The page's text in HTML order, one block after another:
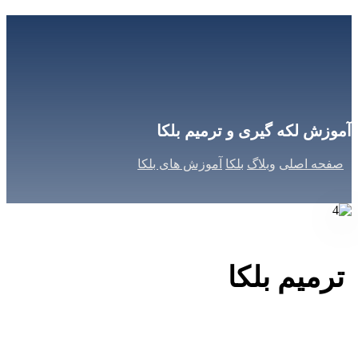
آموزش لکه گیری و ترمیم بلکا
صفحه اصلی وبلاگ بلکا آموزش های بلکا
ترمیم بلکا